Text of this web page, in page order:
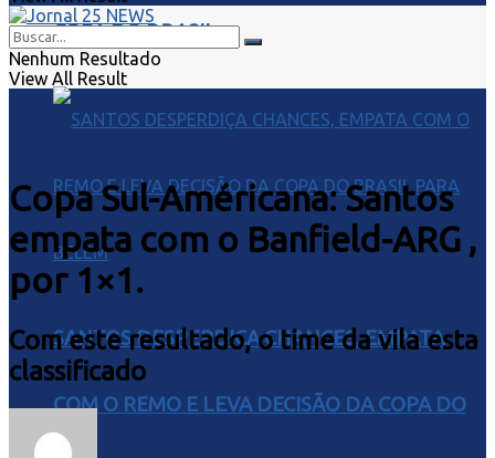
COPA DO BRASIL
SANTOS DESPERDIÇA CHANCES, EMPATA
COM O REMO E LEVA DECISÃO DA COPA DO
Nenhum Resultado
View All Result
Copa Sul-Américana: Santos
empata com o Banfield-ARG ,
por 1×1.
Com este resultado, o time da vila esta
classificado